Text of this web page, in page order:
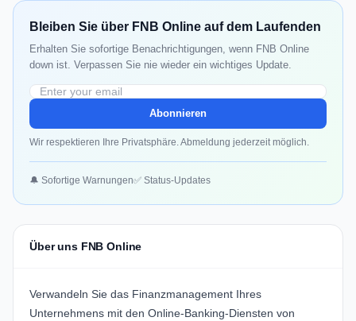
Bleiben Sie über FNB Online auf dem Laufenden
Erhalten Sie sofortige Benachrichtigungen, wenn FNB Online
down ist. Verpassen Sie nie wieder ein wichtiges Update.
Abonnieren
Wir respektieren Ihre Privatsphäre. Abmeldung jederzeit möglich.
🔔 Sofortige Warnungen✅ Status-Updates
Über uns FNB Online
Verwandeln Sie das Finanzmanagement Ihres
Unternehmens mit den Online-Banking-Diensten von